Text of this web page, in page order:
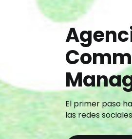
El primer paso
las redes